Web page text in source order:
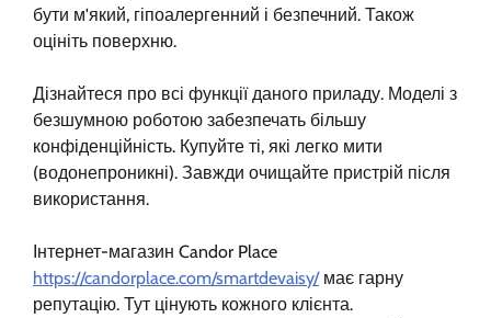
бути м'який, гіпоалергенний і безпечний. Також
оцініть поверхню.
Дізнайтеся про всі функції даного приладу. Моделі з
безшумною роботою забезпечать більшу
конфіденційність. Купуйте ті, які легко мити
(водонепроникні). Завжди очищайте пристрій після
використання.
Інтернет-магазин Candor Place
https://candorplace.com/smartdevaisy/має гарну
репутацію. Тут цінують кожного клієнта.